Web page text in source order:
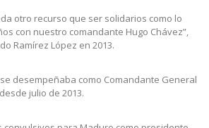
otro recurso que ser solidarios como lo
con nuestro comandante Hugo Chávez”,
Ramírez López en 2013.
desempeñaba como Comandante General
julio de 2013.